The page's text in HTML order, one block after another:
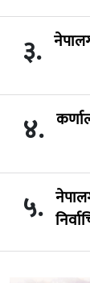
३.
४.
५.